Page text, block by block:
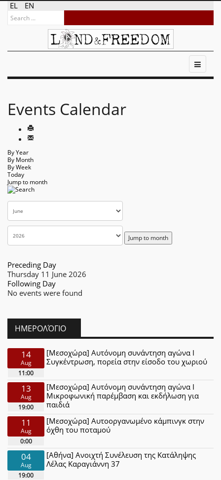
EL EN
Events Calendar
By Year
By Month
By Week
Today
Jump to month
Jump to month
Preceding Day
Thursday 11 June 2026
Following Day
No events were found
ΗΜΕΡΟΛΌΓΙΟ
14
Aug
11:00
[Μεσοχώρα] Αυτόνομη συνάντηση αγώνα Ι
Συγκέντρωση, πορεία στην είσοδο του χωριού
13
Aug
19:00
[Μεσοχώρα] Αυτόνομη συνάντηση αγώνα Ι
Μικροφωνική παρέμβαση και εκδήλωση για
παιδιά
11
Aug
0:00
[Μεσοχώρα] Αυτοοργανωμένο κάμπινγκ στην
όχθη του ποταμού
04
Aug
19:00
[Αθήνα] Ανοιχτή Συνέλευση της Κατάληψης
Λέλας Καραγιάννη 37